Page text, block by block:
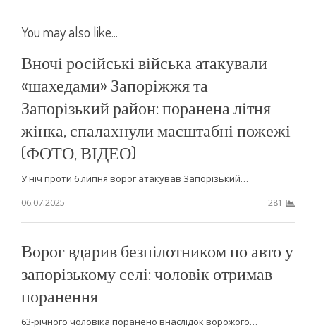
You may also like...
Вночі російські війська атакували
«шахедами» Запоріжжя та
Запорізький район: поранена літня
жінка, спалахнули масштабні пожежі
(ФОТО, ВІДЕО)
У ніч проти 6 липня ворог атакував Запорізький…
06.07.2025
281
Ворог вдарив безпілотником по авто у
запорізькому селі: чоловік отримав
поранення
63-річного чоловіка поранено внаслідок ворожого…